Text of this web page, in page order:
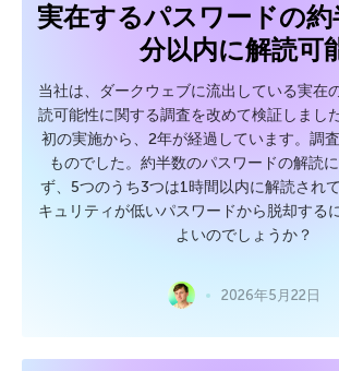
実在するパスワードの約
分以内に解読可
当社は、ダークウェブに流出している実在
読可能性に関する調査を改めて検証しまし
初の実施から、2年が経過しています。調
ものでした。約半数のパスワードの解読
ず、5つのうち3つは1時間以内に解読され
キュリティが低いパスワードから脱却する
よいのでしょうか？
2026年5月22日